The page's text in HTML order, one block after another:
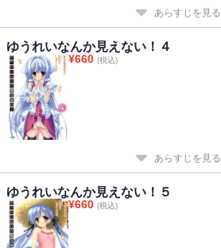
あらすじを見る
ゆうれいなんか見えない！４
¥660 (税込)
あらすじを見る
ゆうれいなんか見えない！５
¥660 (税込)